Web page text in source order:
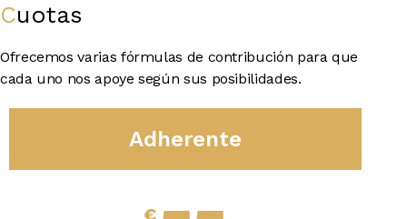
Cuotas
Ofrecemos varias fórmulas de contribución para que
cada uno nos apoye según sus posibilidades.
Adherente